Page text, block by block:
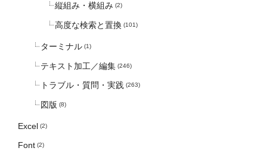
縦組み・横組み (2)
高度な検索と置換 (101)
ターミナル (1)
テキスト加工／編集 (246)
トラブル・質問・実践 (263)
図版 (8)
Excel (2)
Font (2)